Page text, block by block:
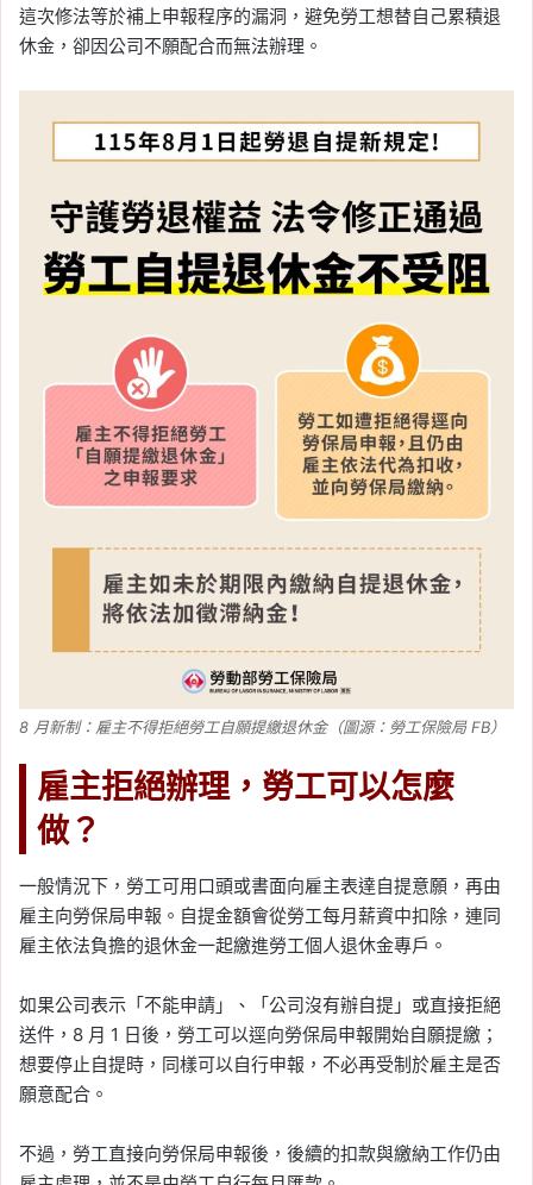
點？4 月法說會直播日
期、時間、線上看連結整
理
Tag:台積電, 台積電法說會, 台積電股東
會, 台積電財報
台積電今公布成績單！Q1
營收已創歷史新高，法說
會三大關鍵你要先懂
台積電法說會
2026-04-10
2026 台積電 3 月營收
4,151 億元！月增 30.7%、
年增 45.2%，營運動能持
續升溫
台積電股東
會, 台積電財報
2026-03-10
2026 台積電 2 月營收
3176 億！年增 22.2%，前
兩月營收年增近 3 成
會
, 台積電財報
這次修法等於補上申報程序的漏洞，避免勞工想替自己累積退
休金，卻因公司不願配合而無法辦理。
8 月新制：雇主不得拒絕勞工自願提繳退休金（圖源：勞工保險局 FB）
雇主拒絕辦理，勞工可以怎麼
做？
一般情況下，勞工可用口頭或書面向雇主表達自提意願，再由
雇主向勞保局申報。自提金額會從勞工每月薪資中扣除，連同
雇主依法負擔的退休金一起繳進勞工個人退休金專戶。
如果公司表示「不能申請」、「公司沒有辦自提」或直接拒絕
送件，8 月 1 日後，勞工可以逕向勞保局申報開始自願提繳；
想要停止自提時，同樣可以自行申報，不必再受制於雇主是否
願意配合。
不過，勞工直接向勞保局申報後，後續的扣款與繳納工作仍由